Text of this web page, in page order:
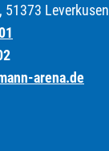
Leverkusen
arena.de